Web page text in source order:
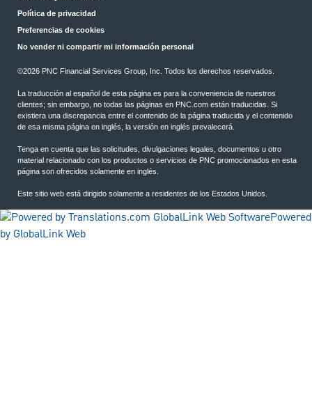
Política de privacidad
Preferencias de cookies
No vender ni compartir mi información personal
©2026 PNC Financial Services Group, Inc. Todos los derechos reservados.
La traducción al español de esta página es para la conveniencia de nuestros
clientes; sin embargo, no todas las páginas en PNC.com están traducidas. Si
existiera una discrepancia entre el contenido de la página traducida y el contenido
de esa misma página en inglés, la versión en inglés prevalecerá.
Tenga en cuenta que las solicitudes, divulgaciones legales, documentos u otro
material relacionado con los productos o servicios de PNC promocionados en esta
página son ofrecidos solamente en inglés.
Este sitio web está dirigido solamente a residentes de los Estados Unidos.
Powered
by GlobalLink Web